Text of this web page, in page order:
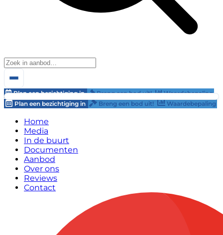
Plan een bezichtiging in Breng een bod uit!
Waardebepaling
Plan een bezichtiging in
Breng een bod uit! Waardebepaling
Home
Media
In de buurt
Documenten
Aanbod
Over ons
Reviews
Contact